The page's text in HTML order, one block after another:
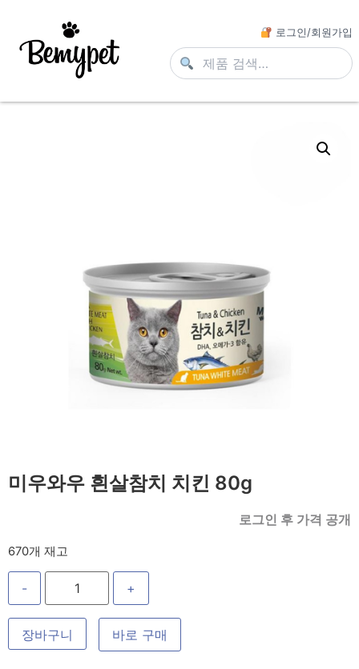
로그인/회원가입
미우와우 흰살참치 치킨 80g
로그인 후 가격 공개
670개 재고
- +
장바구니 바로 구매